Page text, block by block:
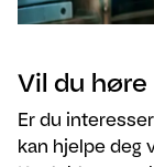
Vil du høre
Er du
kan hjelpe deg